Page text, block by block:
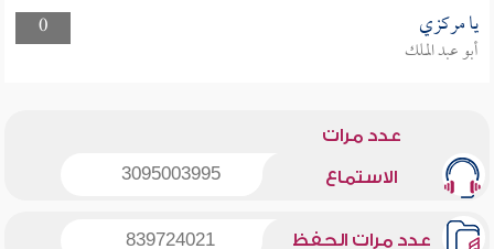
0
يا مركزي
أبو عبد الملك
عدد مرات
الاستماع 3095003995
عدد مرات الحفظ 839724021